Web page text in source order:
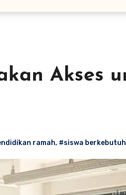
Akses
ramah, #siswa